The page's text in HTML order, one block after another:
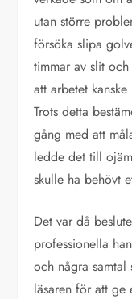
utan större
försöka slipa
timmar av slit
att arbetet
Trots detta
gång med att
ledde det till
skulle ha behövt
Det var då
professionella
och några samtal
läsaren för att